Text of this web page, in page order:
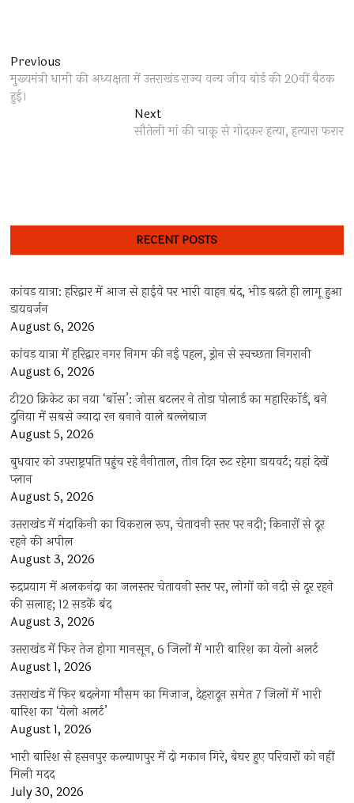
Post
navigation
Previous
post:
मुख्यमंत्री धामी की अध्यक्षता में उत्तराखंड राज्य वन्य जीव बोर्ड की 20वीं बैठक
हुई।
NextNext
post:
सौतेली मां की चाकू से गोदकर हत्या, हत्यारा फरार
RECENT POSTS
कांवड़ यात्रा: हरिद्वार में आज से हाईवे पर भारी वाहन बंद, भीड़ बढ़ते ही लागू हुआ
डायवर्जन
August 6, 2026
कांवड़ यात्रा में हरिद्वार नगर निगम की नई पहल, ड्रोन से स्वच्छता निगरानी
August 6, 2026
टी20 क्रिकेट का नया ‘बॉस’: जोस बटलर ने तोड़ा पोलार्ड का महारिकॉर्ड, बने
दुनिया में सबसे ज्यादा रन बनाने वाले बल्लेबाज
August 5, 2026
बुधवार को उपराष्ट्रपति पहुंच रहे नैनीताल, तीन दिन रूट रहेगा डायवर्ट; यहां देखें
प्‍लान
August 5, 2026
उत्तराखंड में मंदाकिनी का विकराल रूप, चेतावनी स्तर पर नदी; किनारों से दूर
रहने की अपील
August 3, 2026
रुद्रप्रयाग में अलकनंदा का जलस्तर चेतावनी स्तर पर, लोगों को नदी से दूर रहने
की सलाह; 12 सड़कें बंद
August 3, 2026
उत्तराखंड में फिर तेज होगा मानसून, 6 जिलों में भारी बारिश का येलो अलर्ट
August 1, 2026
उत्तराखंड में फिर बदलेगा मौसम का मिजाज, देहरादून समेत 7 जिलों में भारी
बारिश का ‘येलो अलर्ट’
August 1, 2026
भारी बारिश से हसनपुर कल्याणपुर में दो मकान गिरे, बेघर हुए परिवारों को नहीं
मिली मदद
July 30, 2026